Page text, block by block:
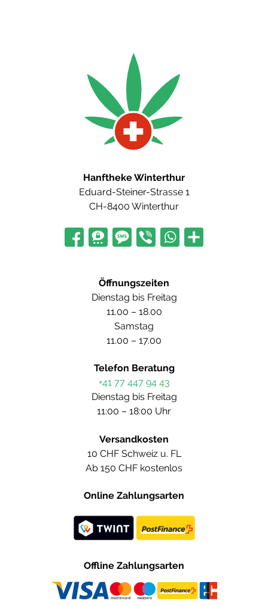
Hanftheke Winterthur
Eduard-Steiner-Strasse 1
CH-8400 Winterthur
Öffnungszeiten
Dienstag bis Freitag
11.00 – 18.00
Samstag
11.00 – 17.00
Telefon Beratung
+41 77 447 94 43
Dienstag bis Freitag
11:00 – 18:00 Uhr
Versandkosten
10 CHF Schweiz u. FL
Ab 150 CHF kostenlos
Online Zahlungsarten
Offline Zahlungsarten